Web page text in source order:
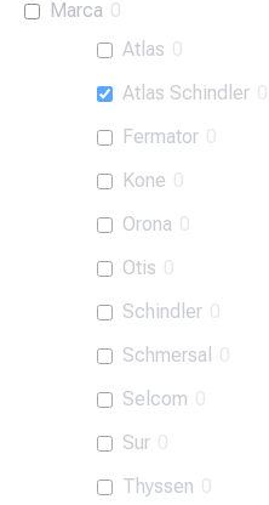
Marca 0
Atlas
Atlas Schindler
Fermator
Kone
Orona
Otis
Schindler
Schmersal
Selcom
Sur
Thyssen